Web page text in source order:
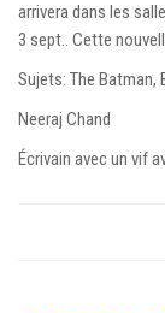
arrivera dans les
3 sept.. Cette
Sujets: The Batman,
Neeraj Chand
Écrivain avec un vif